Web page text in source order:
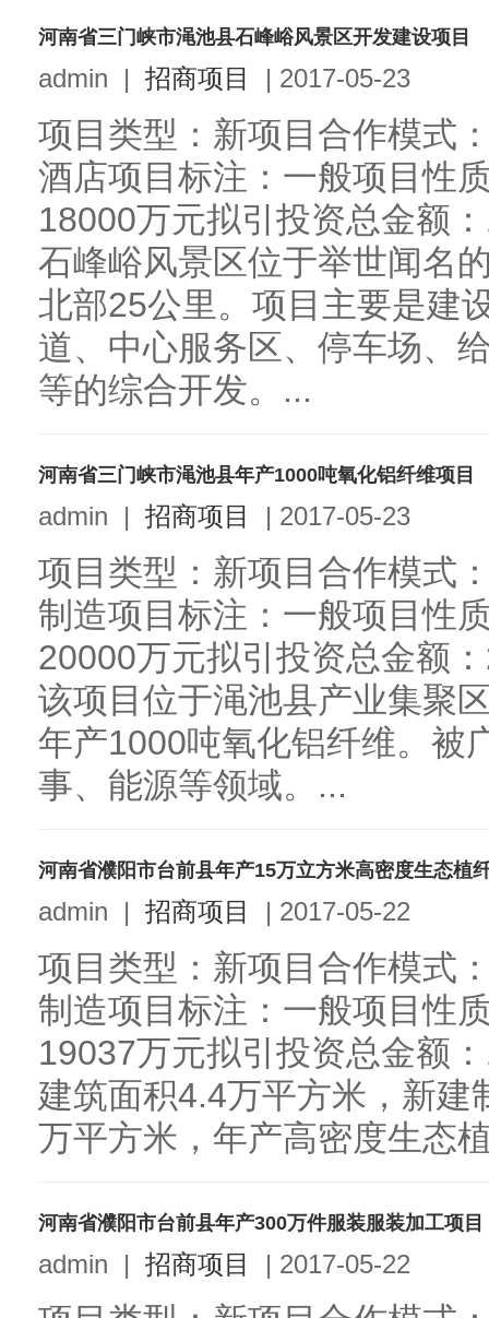
河南省三门峡市渑池县石峰峪风景区开发建设项目
admin | 招商项目 | 2017-05-23
项目类型：新项目合作模式
酒店项目标注：一般项目性
18000万元拟引投资总金额
石峰峪风景区位于举世闻名
北部25公里。项目主要是建
道、中心服务区、停车场、
等的综合开发。...
河南省三门峡市渑池县年产1000吨氧化铝纤维项目
admin | 招商项目 | 2017-05-23
项目类型：新项目合作模式
制造项目标注：一般项目性
20000万元拟引投资总金额
该项目位于渑池县产业集聚
年产1000吨氧化铝纤维。被
事、能源等领域。...
河南省濮阳市台前县年产15万立方米高密度生态植
admin | 招商项目 | 2017-05-22
项目类型：新项目合作模式
制造项目标注：一般项目性
19037万元拟引投资总金额
建筑面积4.4万平方米，新
万平方米，年产高密度生态
河南省濮阳市台前县年产300万件服装服装加工项目
admin | 招商项目 | 2017-05-22